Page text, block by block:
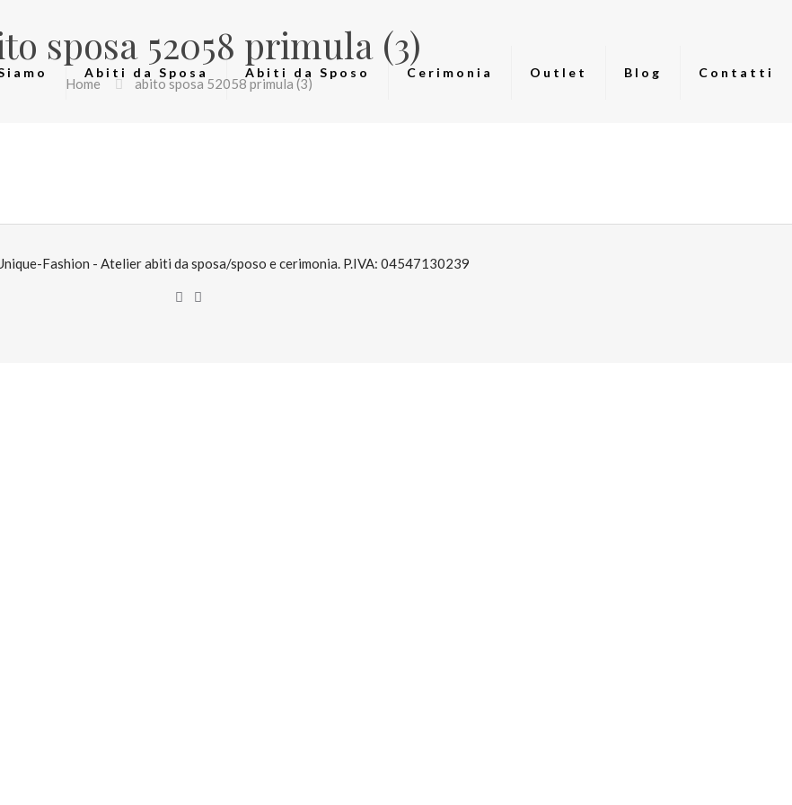
Abiti da Sposa Abiti da Sposo Cerimonia Outlet Blog Contatti
sposa 52058 primula (3)
Home abito sposa 52058 primula (3)
Fashion - Atelier abiti da sposa/sposo e cerimonia. P.IVA: 04547130239